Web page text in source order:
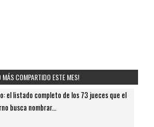
MÁS COMPARTIDO ESTE MES!
el listado completo de los 73 jueces que el
busca nombrar...